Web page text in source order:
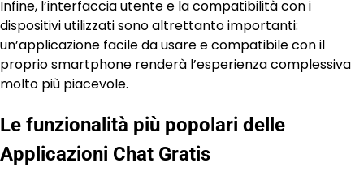
Infine, l’interfaccia utente e la compatibilità con i
dispositivi utilizzati sono altrettanto importanti:
un’applicazione facile da usare e compatibile con il
proprio smartphone renderà l’esperienza complessiva
molto più piacevole.
Le funzionalità più popolari delle
Applicazioni Chat Gratis